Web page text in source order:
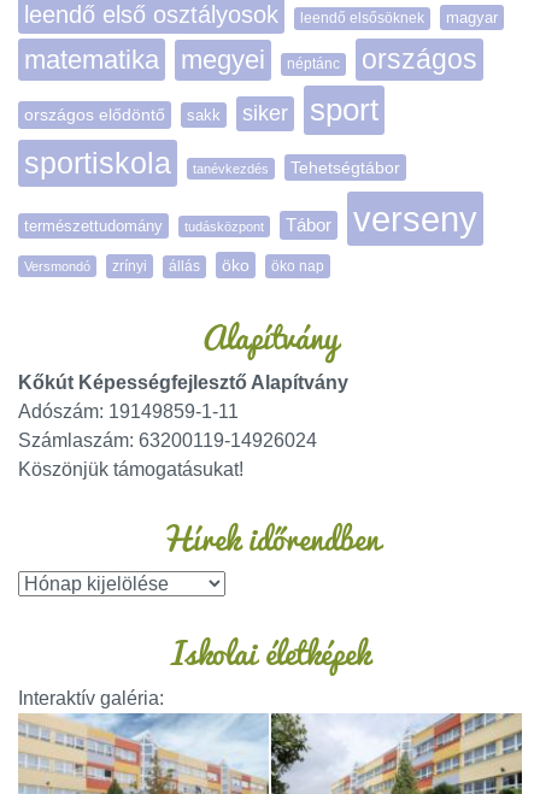
leendő első osztályosok leendő elsősöknek magyar
matematika megyei néptánc országos
országos elődöntő sakk siker sport
sportiskola tanévkezdés Tehetségtábor
természettudomány tudásközpont Tábor verseny
Versmondó zrínyi állás öko öko nap
Alapítvány
Kőkút Képességfejlesztő Alapítvány
Adószám: 19149859-1-11
Számlaszám: 63200119-14926024
Köszönjük támogatásukat!
Hírek időrendben
Iskolai életképek
Interaktív galéria: